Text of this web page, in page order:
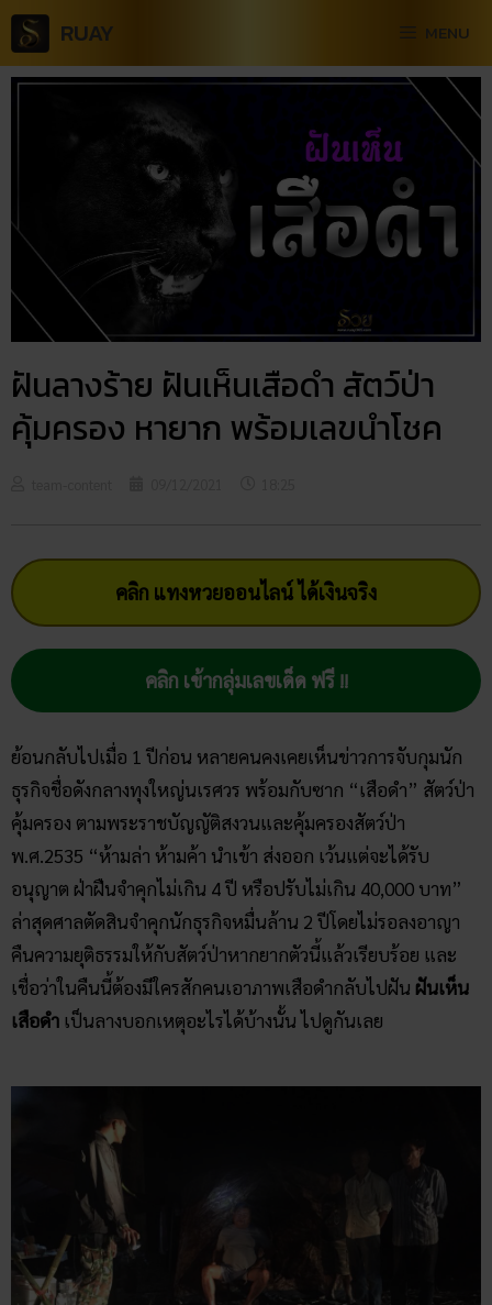
RUAY MENU
ฝันลางร้าย ฝันเห็นเสือดำ สัตว์ป่า
คุ้มครอง หายาก พร้อมเลขนำโชค
คลิก แทงหวยออนไลน์ ได้เงินจริง
คลิก เข้ากลุ่มเลขเด็ด ฟรี !!
ย้อนกลับไปเมื่อ 1 ปีก่อน หลายคนคงเคยเห็นข่าวการจับกุมนัก
ธุรกิจชื่อดังกลางทุงใหญ่นเรศวร พร้อมกับซาก “เสือดำ” สัตว์ป่า
คุ้มครอง ตามพระราชบัญญัติสงวนและคุ้มครองสัตว์ป่า
พ.ศ.2535 “ห้ามล่า ห้ามค้า นำเข้า ส่งออก เว้นแต่จะได้รับ
อนุญาต ฝ่าฝืนจำคุกไม่เกิน 4 ปี หรือปรับไม่เกิน 40,000 บาท”
ล่าสุดศาลตัดสินจำคุกนักธุรกิจหมื่นล้าน 2 ปีโดยไม่รอลงอาญา
คืนความยุติธรรมให้กับสัตว์ป่าหากยากตัวนี้แล้วเรียบร้อย และ
เชื่อว่าในคืนนี้ต้องมีใครสักคนเอาภาพเสือดำกลับไปฝัน ฝันเห็น
เสือดำ เป็นลางบอกเหตุอะไรได้บ้างนั้น ไปดูกันเลย